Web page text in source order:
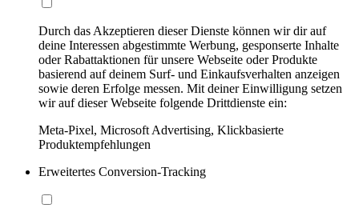
Durch das Akzeptieren dieser Dienste können wir dir auf
deine Interessen abgestimmte Werbung, gesponserte Inhalte
oder Rabattaktionen für unsere Webseite oder Produkte
basierend auf deinem Surf- und Einkaufsverhalten anzeigen
sowie deren Erfolge messen. Mit deiner Einwilligung setzen
wir auf dieser Webseite folgende Drittdienste ein:
Meta-Pixel, Microsoft Advertising, Klickbasierte
Produktempfehlungen
Erweitertes Conversion-Tracking